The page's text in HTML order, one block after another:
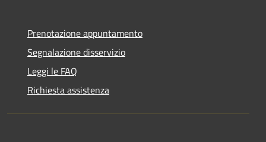
Prenotazione appuntamento
Segnalazione disservizio
Leggi le FAQ
Richiesta assistenza